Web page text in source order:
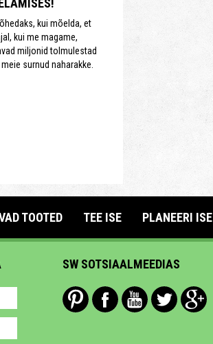
kui mõelda, et
kui me magame,
miljonid tolmulestad
surnud naharakke.
TOOTED TEE ISE PLANEERI ISE
SW SOTSIAALMEEDIAS